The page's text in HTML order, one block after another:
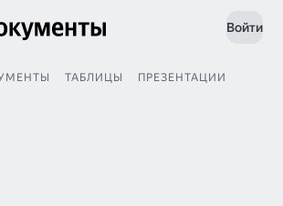
Войти
ТАБЛИЦЫ ПРЕЗЕНТАЦИИ